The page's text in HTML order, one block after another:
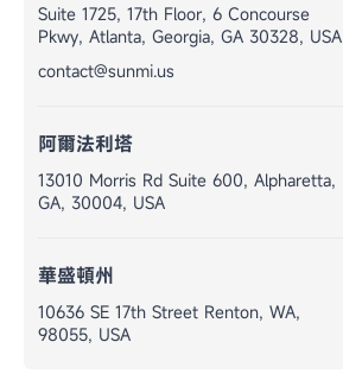
Suite 1725, 17th Floor, 6 Concourse
Pkwy, Atlanta, Georgia, GA 30328, USA
contact@sunmi.us
阿爾法利塔
13010 Morris Rd Suite 600, Alpharetta,
GA, 30004, USA
華盛頓州
10636 SE 17th Street Renton, WA,
98055, USA